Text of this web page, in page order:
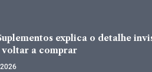
explica o detalhe
a comprar